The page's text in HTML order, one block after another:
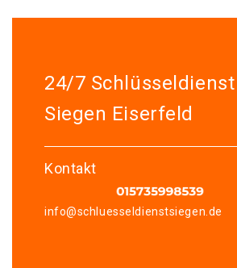
24/7 Schlüsseldienst
Siegen Eiserfeld
Kontakt
info@schluesseldienstsiegen.de